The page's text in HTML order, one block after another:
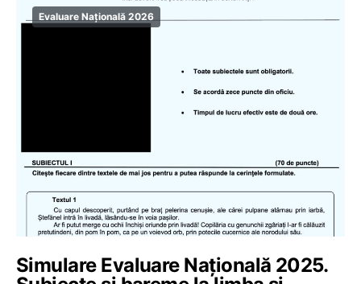
Evaluare Națională 2026
Simulare Evaluare Națională 2025.